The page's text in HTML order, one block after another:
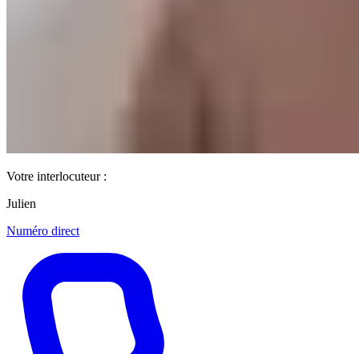
Votre interlocuteur :
Julien
Numéro direct